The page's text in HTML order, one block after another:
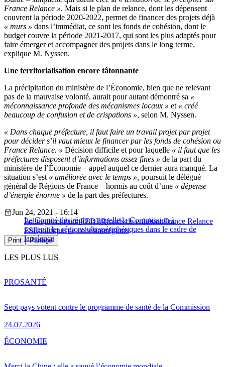
France Relance ». Mais si le plan de relance, dont les dépensent
couvrent la période 2020-2022, permet de financer des projets déjà
« murs » dans l’immédiat, ce sont les fonds de cohésion, dont le
budget couvre la période 2021-2017, qui sont les plus adaptés pour
faire émerger et accompagner des projets dans le long terme,
explique M. Nyssen.
Une territorialisation encore tâtonnante
La précipitation du ministère de l’Économie, bien que ne relevant
pas de la mauvaise volonté, aurait pour autant démontré sa «
méconnaissance profonde des mécanismes locaux » et « créé
beaucoup de confusion et de crispations », selon M. Nyssen.
« Dans chaque préfecture, il faut faire un travail projet par projet
pour décider s’il vaut mieux le financer par les fonds de cohésion ou
France Relance. » Décision difficile et pour laquelle « il faut que les
préfectures disposent d’informations assez fines » de la part du
ministère de l’Économie – appel auquel ce dernier aura manqué. La
situation s’est « améliorée avec le temps », poursuit le délégué
général de Régions de France – hormis au coût d’une « dépense
d’énergie énorme » de la part des préfectures.
Le Comité des régions appelle la Commission à
soutenir les régions ultrapériphériques dans le cadre de
la relance
Jun 24, 2021 - 16:14
PolitiquecohésionFEDERfonds de cohésionFrance Relance
FSEpolitique de cohésionrégions
Print Partager
LES PLUS LUS
Sept pays votent contre le programme de santé de la Commission
24.07.2026
PROSANTÉ
ÉCONOMIE